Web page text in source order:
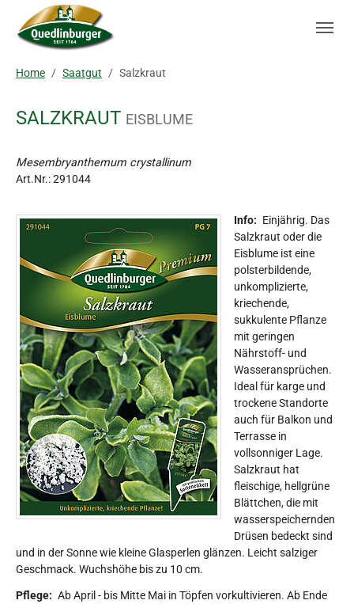
Skip to main navigation
Zum Hauptinhalt springen
Skip to page footer
Home Saatgut Salzkraut
SALZKRAUT EISBLUME
Mesembryanthemum crystallinum
Art.Nr.:291044
Info: Einjährig. Das
Salzkraut oder die
Eisblume ist eine
polsterbildende,
unkomplizierte,
kriechende,
sukkulente Pflanze
mit geringen
Nährstoff- und
Wasseransprüchen.
Ideal für karge und
trockene Standorte
auch für Balkon und
Terrasse in
vollsonniger Lage.
Salzkraut hat
fleischige, hellgrüne
Blättchen, die mit
wasserspeichernden
Drüsen bedeckt sind
und in der Sonne wie kleine Glasperlen glänzen. Leicht salziger
Geschmack. Wuchshöhe bis zu 10 cm.
Pflege: Ab April - bis Mitte Mai in Töpfen vorkultivieren. Ab Ende